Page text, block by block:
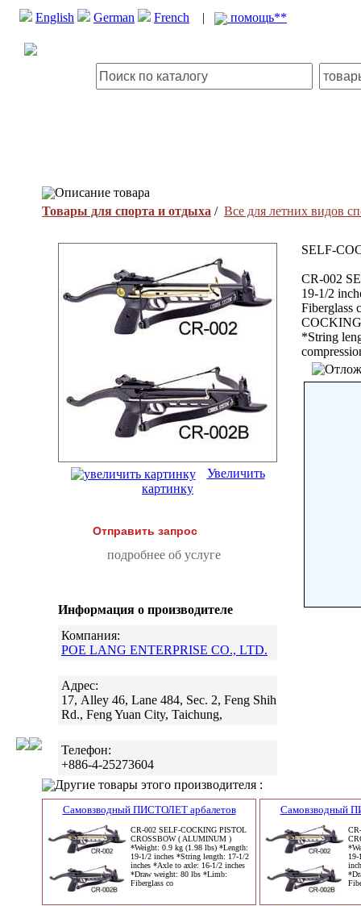
English German French | помощь**
Описание товара
Товары для спорта и отдыха / Все для летних видов
Увеличить
картинку
Отправить запрос
подробнее об услуге
Информация о производителе
Компания:
POE LANG ENTERPRISE CO., LTD.
Адрес:
17, Alley 46, Lane 484, Sec. 2, Feng Shih
Rd., Feng Yuan City, Taichung,
Телефон:
+886-4-25273604
SELF-
CR-002
19-1/2
Fiberglass
*String
Другие товары этого производителя :
Самовзводный ПИСТОЛЕТ арбалетов
CR-002 SELF-COCKING PISTOL
CROSSBOW ( ALUMINUM )
*Weight: 0.9 kg (1.98 lbs) *Length:
19-1/2 inches *String length: 17-1/2
inches *Axle to axle: 16-1/2 inches
*Draw weight: 80 lbs *Limb:
Fiberglass co
Самовзводный
19-